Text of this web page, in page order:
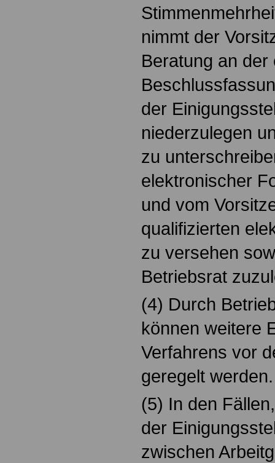
nimmt der
Beratung an der
der
niederzulegen
zu
elektronischer
und vom
qualifizierten
zu versehen
Betriebsrat
(4) Durch
können weitere
Verfahrens vor
geregelt werden.
(5) In den
der
zwischen